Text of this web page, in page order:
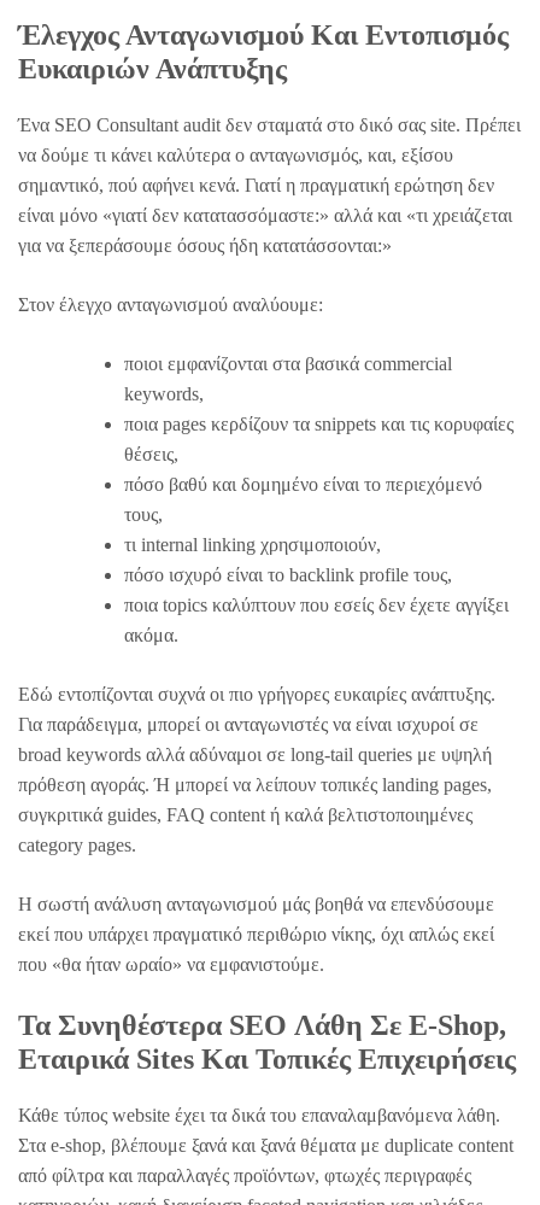
Έλεγχος Ανταγωνισμού Και Εντοπισμός
Ευκαιριών Ανάπτυξης
Ένα SEO Consultant audit δεν σταματά στο δικό σας site. Πρέπει
να δούμε τι κάνει καλύτερα ο ανταγωνισμός, και, εξίσου
σημαντικό, πού αφήνει κενά. Γιατί η πραγματική ερώτηση δεν
είναι μόνο «γιατί δεν κατατασσόμαστε:» αλλά και «τι χρειάζεται
για να ξεπεράσουμε όσους ήδη κατατάσσονται:»
Στον έλεγχο ανταγωνισμού αναλύουμε:
ποιοι εμφανίζονται στα βασικά commercial
keywords,
ποια pages κερδίζουν τα snippets και τις κορυφαίες
θέσεις,
πόσο βαθύ και δομημένο είναι το περιεχόμενό
τους,
τι internal linking χρησιμοποιούν,
πόσο ισχυρό είναι το backlink profile τους,
ποια topics καλύπτουν που εσείς δεν έχετε αγγίξει
ακόμα.
Εδώ εντοπίζονται συχνά οι πιο γρήγορες ευκαιρίες ανάπτυξης.
Για παράδειγμα, μπορεί οι ανταγωνιστές να είναι ισχυροί σε
broad keywords αλλά αδύναμοι σε long-tail queries με υψηλή
πρόθεση αγοράς. Ή μπορεί να λείπουν τοπικές landing pages,
συγκριτικά guides, FAQ content ή καλά βελτιστοποιημένες
category pages.
Η σωστή ανάλυση ανταγωνισμού μάς βοηθά να επενδύσουμε
εκεί που υπάρχει πραγματικό περιθώριο νίκης, όχι απλώς εκεί
που «θα ήταν ωραίο» να εμφανιστούμε.
Τα Συνηθέστερα SEO Λάθη Σε E-Shop,
Εταιρικά Sites Και Τοπικές Επιχειρήσεις
Κάθε τύπος website έχει τα δικά του επαναλαμβανόμενα λάθη.
Στα e-shop, βλέπουμε ξανά και ξανά θέματα με duplicate content
από φίλτρα και παραλλαγές προϊόντων, φτωχές περιγραφές